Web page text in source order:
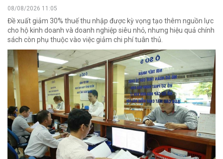
08/08/2026 11:05
Đề xuất giảm 30% thuế thu nhập được kỳ vọng tạo thêm nguồn lực
cho hộ kinh doanh và doanh nghiệp siêu nhỏ, nhưng hiệu quả chính
sách còn phụ thuộc vào việc giảm chi phí tuân thủ.